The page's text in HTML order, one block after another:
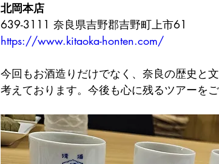
北岡本店
639-3111 奈良県吉野郡吉野町上市61
https://www.kitaoka-honten.com/
今回もお酒造りだけでなく、奈良の歴史と
考えております。今後も心に残るツアーを